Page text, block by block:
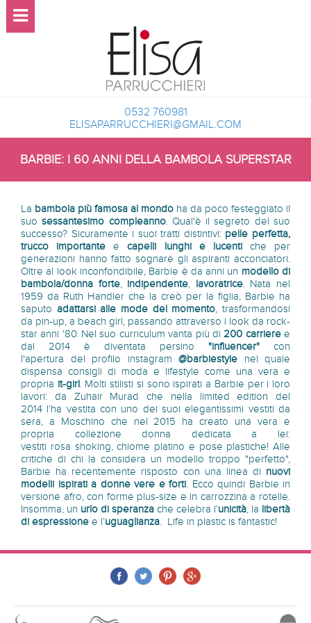
0532 760981
ELISAPARRUCCHIERI@GMAIL.COM
BARBIE: I 60 ANNI DELLA BAMBOLA SUPERSTAR
La bambola più famosa al mondo ha da poco festeggiato il
suosessantesimo compleanno. Qual'è il segreto del suo
successo? Sicuramente i suoi tratti distintivi: pelle perfetta,
trucco importante ecapelli lunghi e lucentiche per
generazioni hanno fatto sognare gli aspiranti acconciatori.
Oltre al look inconfondibile, Barbie è da anni un modello di
bambola/donna forte, indipendente lavoratrice. Nata nel
1959 da Ruth Handler che la creò per la figlia, Barbie ha
saputo adattarsi alle mode del momento , trasformandosi
da pin-up, a beach girl, passando attraverso i look da rock-
star anni ‘80. Nel suo curriculum vanta più di 200 carrieree
dal 2014 è diventata persino "influencer" con
l'apertura del profilo instagram @barbiestyle nel quale
dispensa consigli di moda e lifestyle come una vera e
propria it-girl. Molti stilisti si sono ispirati a Barbie per i loro
lavori: da Zuhair Murad che nella limited edition del
2014 l’ha vestita con uno dei suoi elegantissimi vestiti da
sera, a Moschino che nel 2015 ha creato una vera e
propria collezione donna dedicata a lei:
vestiti rosa shoking, chiome platino e pose plastiche! Alle
critiche di chi la considera un modello troppo "perfetto",
Barbie ha recentemente risposto con una linea di nuovi
modelli ispirati a donne vere e forti . Ecco quindi Barbie in
versione afro, con forme plus-size e in carrozzina a rotelle.
Insomma, un urlo di speranza che celebra l’unicità , la libertà
di espressione e l’uguaglianza . Life in plastic is fantastic!